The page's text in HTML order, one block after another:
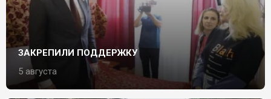
ЗАКРЕПИЛИ ПОДДЕРЖКУ
5 августа